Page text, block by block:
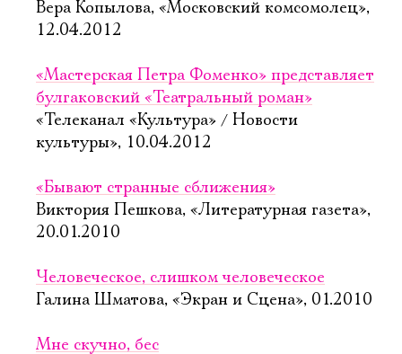
Вера Копылова, «Московский комсомолец»,
12.04.2012
«Мастерская Петра Фоменко» представляет
булгаковский «Театральный роман»
«Телеканал «Культура» / Новости
культуры», 10.04.2012
«Бывают странные сближения»
Виктория Пешкова, «Литературная газета»,
20.01.2010
Человеческое, слишком человеческое
Галина Шматова, «Экран и Сцена», 01.2010
Мне скучно, бес